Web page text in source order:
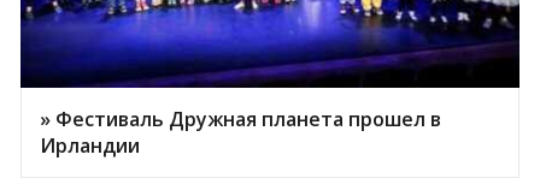
» Фестиваль Дружная планета прошел в
Ирландии